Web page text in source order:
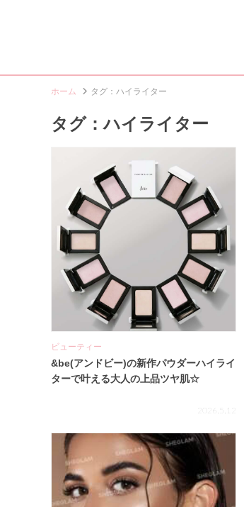
ホーム タグ：ハイライター
タグ：ハイライター
ビューティー
&be(アンドビー)の新作パウダーハイライ
ターで叶える大人の上品ツヤ肌☆
2026.5.12